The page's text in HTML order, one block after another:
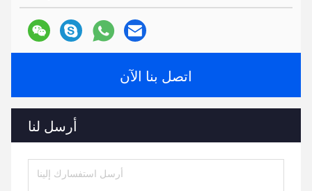
اتصل بنا الآن
أرسل لنا